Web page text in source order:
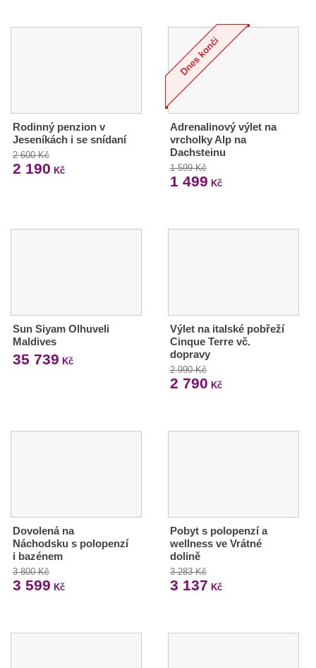
Rodinný penzion v
Jeseníkách i se snídaní
2 600 Kč
2 190 Kč
Adrenalinový výlet na
vrcholky Alp na
Dachsteinu
1 599 Kč
1 499 Kč
Sun Siyam Olhuveli
Maldives
35 739 Kč
Výlet na italské pobřeží
Cinque Terre vč.
dopravy
2 990 Kč
2 790 Kč
Dovolená na
Náchodsku s polopenzí
i bazénem
3 800 Kč
3 599 Kč
Pobyt s polopenzí a
wellness ve Vrátné
dolině
3 283 Kč
3 137 Kč